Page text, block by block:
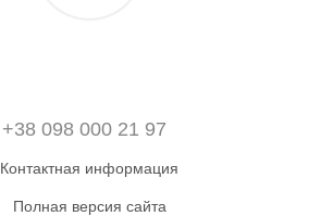
+38 098 000 21 97
Контактная информация
Полная версия сайта